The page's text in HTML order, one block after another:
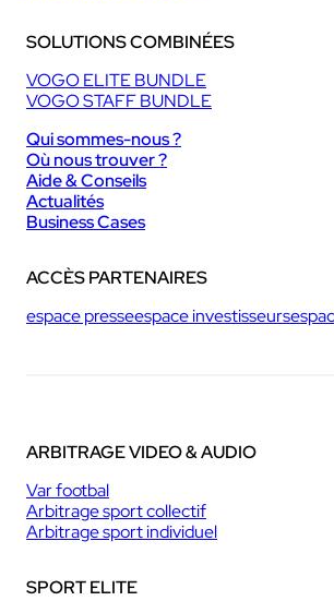
SOLUTIONS COMBINÉES
VOGO ELITE BUNDLE
VOGO STAFF BUNDLE
Qui sommes-nous ?
Où nous trouver ?
Aide & Conseils
Actualités
Business Cases
ACCÈS PARTENAIRES
espace presseespace investisseurs
ARBITRAGE VIDEO & AUDIO
Var footbal
Arbitrage sport collectif
Arbitrage sport individuel
SPORT ELITE